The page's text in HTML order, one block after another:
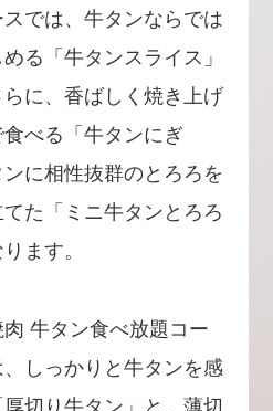
では、牛タンならでは
る「牛タンスライス」
に、香ばしく焼き上げ
べる「牛タンにぎ
に相性抜群のとろろを
た「ミニ牛タンとろろ
ます。
牛タン食べ放題コー
しっかりと牛タンを感